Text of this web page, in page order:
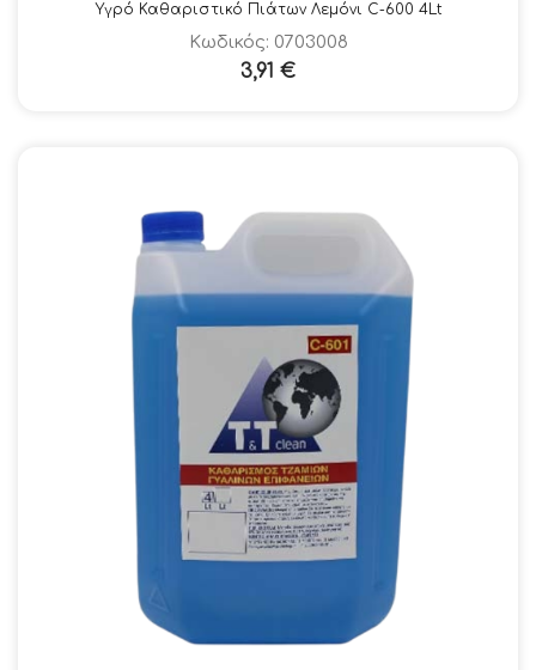
Υγρό Καθαριστικό Πιάτων Λεμόνι C-600 4Lt
Κωδικός: 0703008
3,91 €